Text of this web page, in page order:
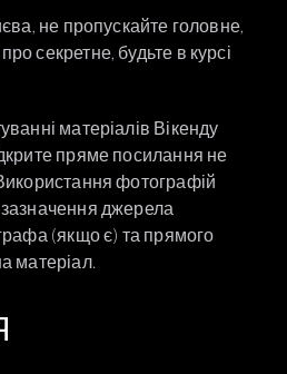
не пропускайте головне,
секретне, будьте в курсі
матеріалів Вікенду
пряме посилання не
фотографій
джерела
(якщо є) та прямого
матеріал.